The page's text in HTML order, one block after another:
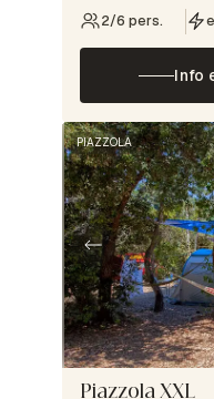
2/6 pers.
Info
PIAZZOLA
Piazzola XXL